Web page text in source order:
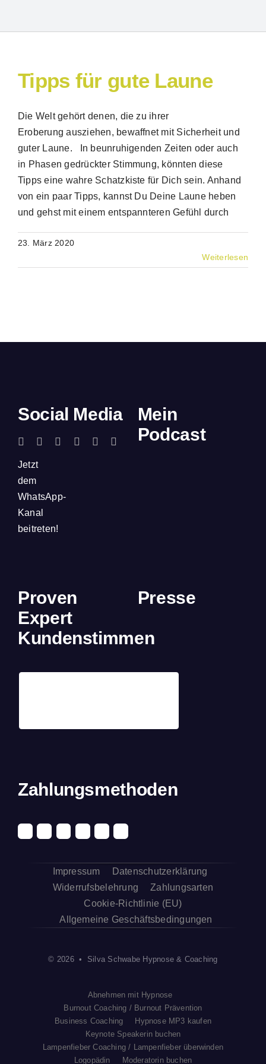
Suche
nach:
Tipps für gute Laune
Die Welt gehört denen, die zu ihrer
Eroberung ausziehen, bewaffnet mit Sicherheit und
guter Laune. In beunruhigenden Zeiten oder auch
in Phasen gedrückter Stimmung, könnten diese
Tipps eine wahre Schatzkiste für Dich sein. Anhand
von ein paar Tipps, kannst Du Deine Laune heben
und gehst mit einem entspannteren Gefühl durch
23. März 2020
Weiterlesen
Social Media
Jetzt
dem
WhatsApp-
Kanal
beitreten!
Mein
Podcast
Proven
Expert
Kundenstimmen
Presse
Zahlungsmethoden
Impressum
Datenschutzerklärung
Widerrufsbelehrung
Zahlungsarten
Cookie-Richtlinie (EU)
Allgemeine Geschäftsbedingungen
© 2026 • Silva Schwabe Hypnose & Coaching
Abnehmen mit Hypnose
Burnout Coaching / Burnout Prävention
Business Coaching
Hypnose MP3 kaufen
Keynote Speakerin buchen
Lampenfieber Coaching / Lampenfieber überwinden
Logopädin
Moderatorin buchen